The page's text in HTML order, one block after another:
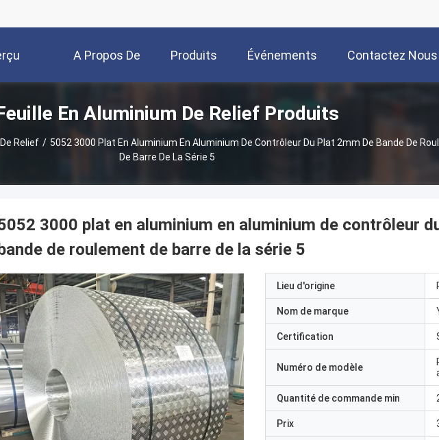
A Propos De
Nous
Produits Événements Contactez Nous
En Aluminium De Relief Produits
Relief / 5052 3000 Plat En Aluminium En Aluminium De Contrôleur Du Plat 2mm De Bande De
De Barre De La Série 5
3000 plat en aluminium en aluminium de contrôleur
bande de roulement de barre de la série 5
Lieu d'origine
Nom de marque
Certification
Numéro de modèle
Quantité de commande min
Prix